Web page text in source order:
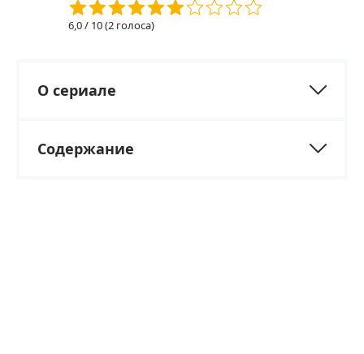
6,0/ 10 (2 голоса)
О сериале
Содержание